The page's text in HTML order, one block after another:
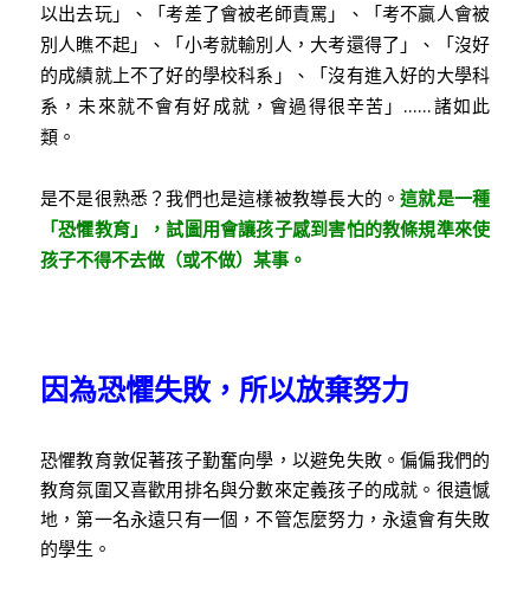
以出去玩」、「考差了會被老師責罵」、「考不贏人會被
別人瞧不起」、「小考就輸別人，大考還得了」、「沒好
的成績就上不了好的學校科系」、「沒有進入好的大學科
系，未來就不會有好成就，會過得很辛苦」 ……諸如此
類。
是不是很熟悉？我們也是這樣被教導長大的。這就是一種
「恐懼教育」，試圖用會讓孩子感到害怕的教條規準來使
孩子不得不去做（或不做）某事。
因為恐懼失敗，所以放棄努力
恐懼教育敦促著孩子勤奮向學，以避免失敗。偏偏我們的
教育氛圍又喜歡用排名與分數來定義孩子的成就。很遺憾
地，第一名永遠只有一個，不管怎麼努力，永遠會有失敗
的學生。